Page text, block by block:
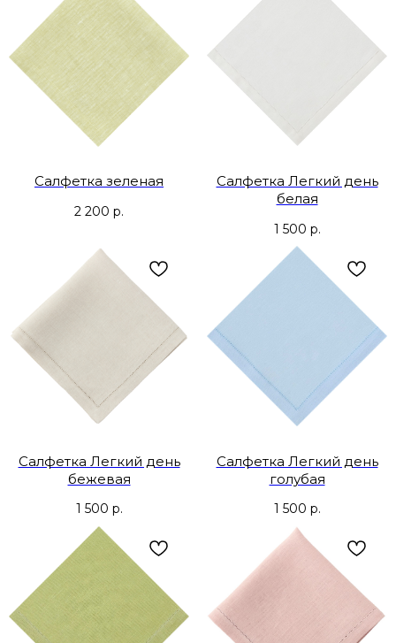
Салфетка зеленая
2 200 р.
Салфетка Легкий день
белая
1 500 р.
Салфетка Легкий день
бежевая
1 500 р.
Салфетка Легкий день
голубая
1 500 р.